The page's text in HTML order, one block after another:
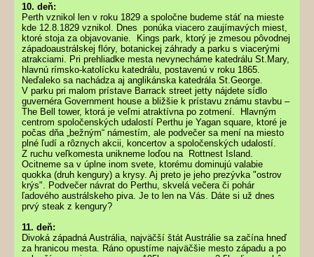
10. deň:
Perth vznikol len v roku 1829 a spoločne budeme stáť na mieste
kde 12.8.1829 vznikol. Dnes ponúka viacero zaujímavých miest,
ktoré stoja za objavovanie. Kings park, ktorý je zmesou pôvodnej
západoaustrálskej flóry, botanickej záhrady a parku s viacerými
atrakciami. Pri prehliadke mesta nevynecháme katedrálu St.Mary,
hlavnú rímsko-katolícku katedrálu, postavenú v roku 1865.
Neďaleko sa nachádza aj anglikánska katedrála St.George.
V parku pri malom prístave Barrack street jetty nájdete sídlo
guvernéra Government house a bližšie k prístavu známu stavbu –
The Bell tower, ktorá je veľmi atraktívna po zotmení. Hlavným
centrom spoločenských udalostí Perthu je Yagan square, ktoré je
počas dňa „bežným“ námestím, ale podvečer sa mení na miesto
plné ľudí a rôznych akcii, koncertov a spoločenských udalostí.
Z ruchu veľkomesta unikneme loďou na Rottnest Island.
Ocitneme sa v úplne inom svete, ktorému dominujú valabie
quokka (druh kengury) a krysy. Aj preto je jeho prezývka "ostrov
krýs". Podvečer návrat do Perthu, skvelá večera či pohár
ľadového austrálskeho piva. Je to len na Vás. Dáte si už dnes
prvý steak z kengury?
11. deň:
Divoká západná Austrália, najväčší štát Austrálie sa začína hneď
za hranicou mesta. Ráno opustíme najväčšie mesto západu a po